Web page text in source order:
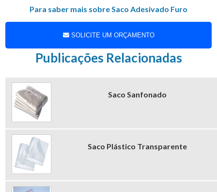
Para saber mais sobre Saco Adesivado Furo
SOLICITE UM ORÇAMENTO
Publicações Relacionadas
Saco Sanfonado
Saco Plástico Transparente